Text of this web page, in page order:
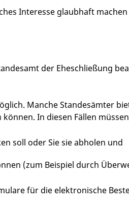
Interesse glaubhaft machen
der Eheschließung
Manche Standesämter
In diesen Fällen
soll oder Sie sie abholen und
(zum Beispiel durch
für die elektronische